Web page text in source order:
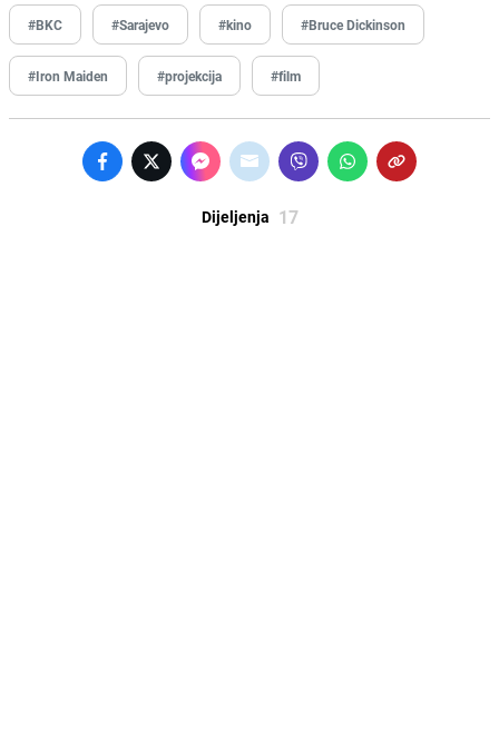
#BKC #Sarajevo #kino #Bruce Dickinson
#Iron Maiden #projekcija #film
Dijeljenja 17